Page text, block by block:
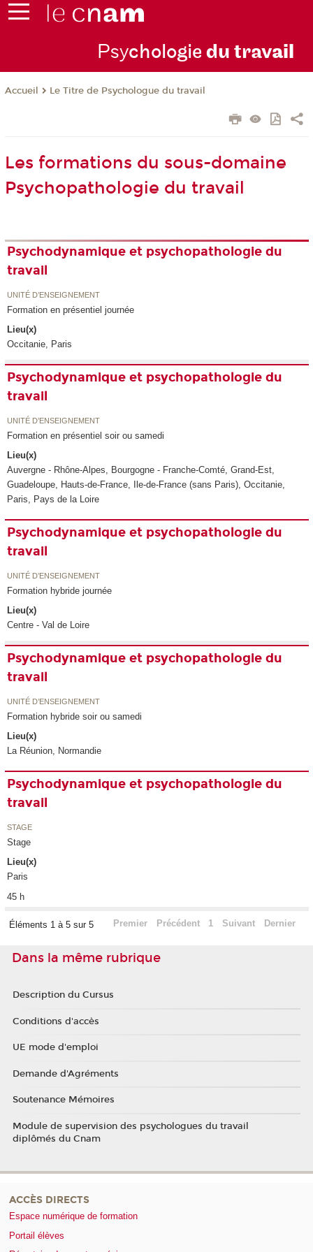
Psychologie du travail
Accueil Le Titre de Psychologue du travail
Les formations du sous-domaine
Psychopathologie du travail
Psychodynamique et psychopathologie du
travail
UNITÉ D’ENSEIGNEMENT
Formation en présentiel journée
Lieu(x)
Occitanie, Paris
Psychodynamique et psychopathologie du
travail
UNITÉ D’ENSEIGNEMENT
Formation en présentiel soir ou samedi
Lieu(x)
Auvergne - Rhône-Alpes, Bourgogne - Franche-Comté, Grand-Est,
Guadeloupe, Hauts-de-France, Ile-de-France (sans Paris), Occitanie,
Paris, Pays de la Loire
Psychodynamique et psychopathologie du
travail
UNITÉ D’ENSEIGNEMENT
Formation hybride journée
Lieu(x)
Centre - Val de Loire
Psychodynamique et psychopathologie du
travail
UNITÉ D’ENSEIGNEMENT
Formation hybride soir ou samedi
Lieu(x)
La Réunion, Normandie
Psychodynamique et psychopathologie du
travail
STAGE
Stage
Lieu(x)
Paris
45 h
Éléments 1 à 5 sur 5 Premier Précédent 1 Suivant Dernier
Dans la même rubrique
Description du Cursus
Conditions d'accès
UE mode d'emploi
Demande d'Agréments
Soutenance Mémoires
Module de supervision des psychologues du travail
diplômés du Cnam
ACCÈS DIRECTS
Espace numérique de formation
Portail élèves